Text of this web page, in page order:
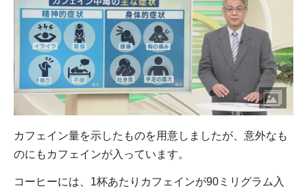
カフェイン量を示したものを用意しましたが、意外なも
のにもカフェインが入っています。
コーヒーには、1杯あたりカフェインが90ミリグラム入